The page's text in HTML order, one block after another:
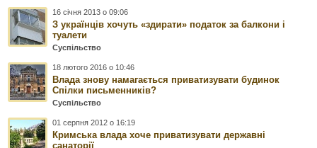
16 січня 2013 о 09:06
З українців хочуть «здирати» податок за балкони і
туалети
Суспільство
18 лютого 2016 о 10:46
Влада знову намагається приватизувати будинок
Спілки письменників?
Суспільство
01 серпня 2012 о 16:19
Кримська влада хоче приватизувати державні
санаторії